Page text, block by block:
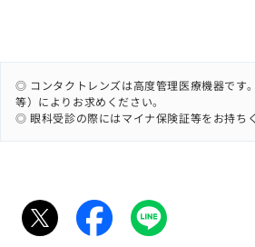
◎ コンタクトレンズは高度管理医療機器です
等）によりお求めください。
◎ 眼科受診の際にはマイナ保険証等をお持ちく